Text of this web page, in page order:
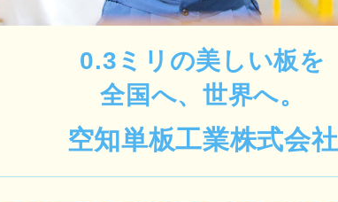
0.3ミリの美しい板を
全国へ、世界へ。
空知単板工業株式会社